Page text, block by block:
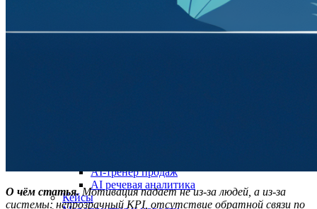
Колл-центр для юристов
Колл-центр для онлайн-школ
AI-тренер продаж
AI речевая аналитика
Кейсы
О чём статья. Мотивация падает не из-за людей, а из-за
системы: непрозрачный KPI, отсутствие обратной связи по